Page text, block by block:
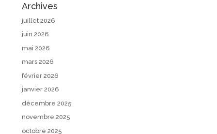
Archives
juillet 2026
juin 2026
mai 2026
mars 2026
février 2026
janvier 2026
décembre 2025
novembre 2025
octobre 2025